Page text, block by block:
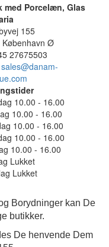
med Porcelæn, Glas
155
København Ø
27675503
sales@danam-
10.00 - 16.00
10.00 - 16.00
10.00 - 16.00
10.00 - 16.00
10.00 - 16.00
Lukket
Lukket
Borydninger kan De
butikker.
De henvende Dem